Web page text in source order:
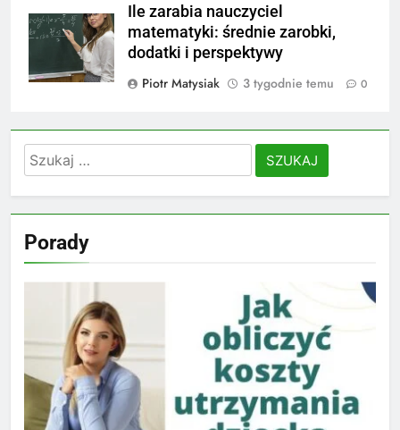
Ile zarabia nauczyciel
matematyki: średnie zarobki,
dodatki i perspektywy
Piotr Matysiak
3 tygodnie temu 0
Szukaj:
Porady